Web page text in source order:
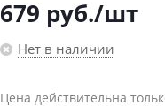
679 руб./шт
Нет в наличии
Цена действительна